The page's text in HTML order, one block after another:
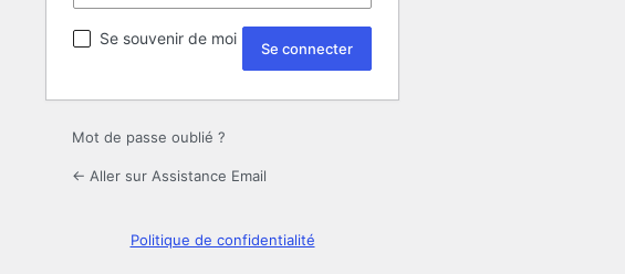
Se souvenir de moi
Mot de passe oublié ?
← Aller sur Assistance Email
Politique de confidentialité